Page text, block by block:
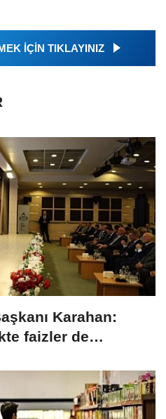
İÇİN TIKLAYINIZ
Karahan:
faizler de